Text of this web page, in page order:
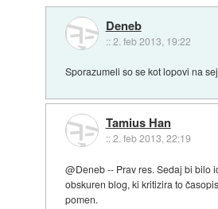
Deneb
::2. feb 2013, 19:22
Sporazumeli so se kot lopovi na
Tamius Han
::2. feb 2013, 22:19
@Deneb -- Prav res. Sedaj bi bilo
obskuren blog, ki kritizira to
pomen.